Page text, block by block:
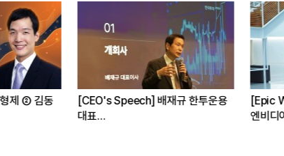
동
[CEO's Speech] 배재규 한투운용
[Epic Why] 네
엔비디아 투자